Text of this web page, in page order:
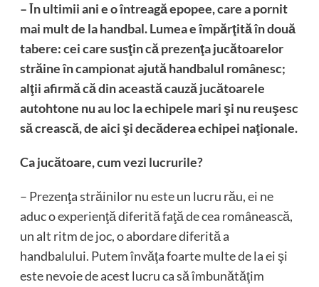
– În ultimii ani e o întreagă epopee, care a pornit
mai mult de la handbal. Lumea e împărţită în două
tabere: cei care susţin că prezenţa jucătoarelor
străine în campionat ajută handbalul românesc;
alţii afirmă că din această cauză jucătoarele
autohtone nu au loc la echipele mari şi nu reuşesc
să crească, de aici şi decăderea echipei naţionale.
Ca jucătoare, cum vezi lucrurile?
– Prezenţa străinilor nu este un lucru rău, ei ne
aduc o experienţă diferită faţă de cea românească,
un alt ritm de joc, o abordare diferită a
handbalului. Putem învăţa foarte multe de la ei şi
este nevoie de acest lucru ca să îmbunătăţim